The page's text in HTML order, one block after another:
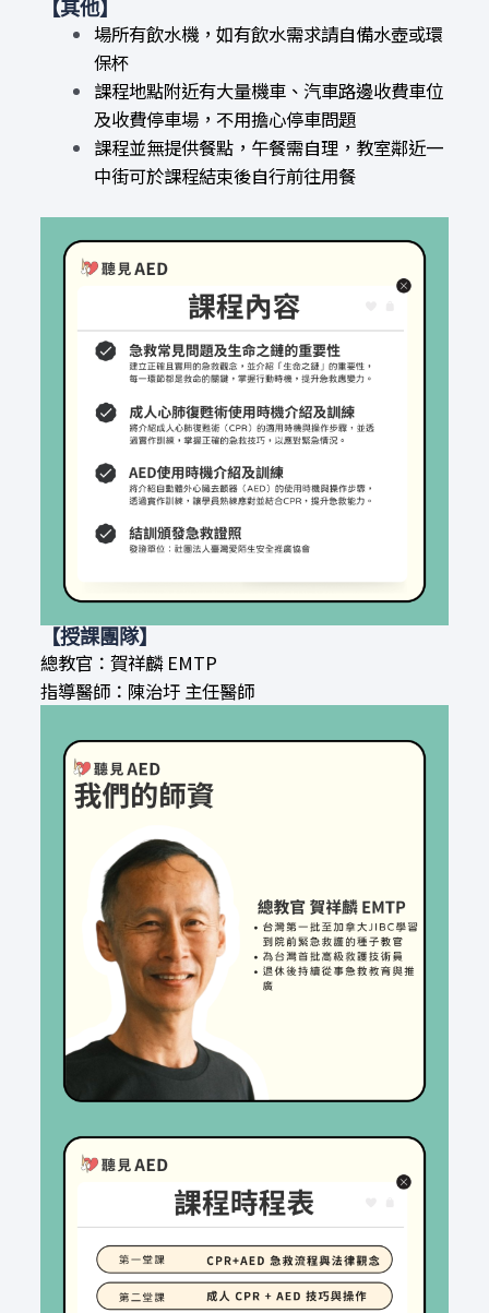
【其他】
場所有飲水機，如有飲水需求請自備水壺或環
保杯
課程地點附近有大量機車、汽車路邊收費車位
及收費停車場，不用擔心停車問題
課程並無提供餐點，午餐需自理 ，教室鄰近一
中街可於課程結束後自行前往用餐
【授課團隊】
總教官：賀祥麟 EMTP
指導醫師：陳治圩 主任醫師